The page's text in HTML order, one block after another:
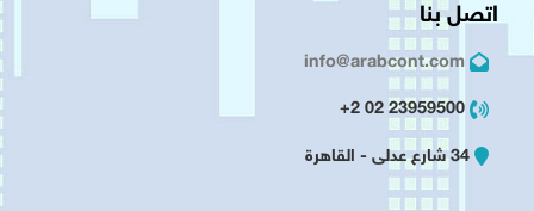
اتصل بنا
info@arabcont.com
23959500 02 2+
34 شارع عدلى - القاهرة